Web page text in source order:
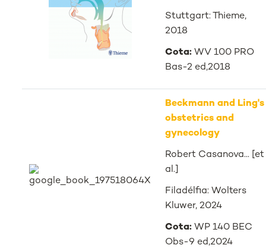
Stuttgart: Thieme,
2018
Cota: WV 100 PRO
Bas-2 ed,2018
Beckmann and Ling's
obstetrics and
gynecology
Robert Casanova... [et
al.]
Filadélfia: Wolters
Kluwer, 2024
Cota:WP 140 BEC
Obs-9 ed,2024